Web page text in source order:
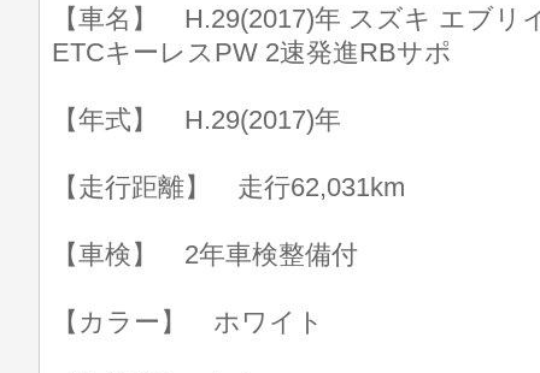
【車名】 H.29(2017)年 スズキ エブリ
ETCキーレスPW 2速発進RBサポ
【年式】 H.29(2017)年
【走行距離】 走行62,031km
【車検】 2年車検整備付
【カラー】 ホワイト